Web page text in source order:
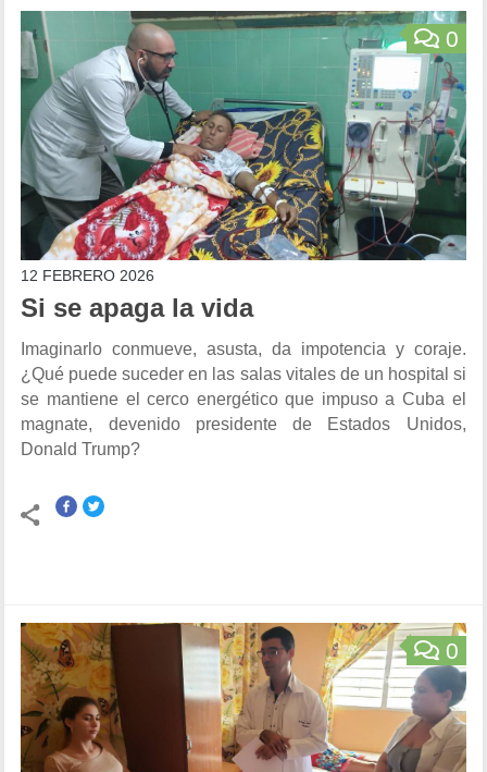
0
12 FEBRERO 2026
Si se apaga la vida
Imaginarlo conmueve, asusta, da impotencia y coraje.
¿Qué puede suceder en las salas vitales de un hospital si
se mantiene el cerco energético que impuso a Cuba el
magnate, devenido presidente de Estados Unidos,
Donald Trump?
0